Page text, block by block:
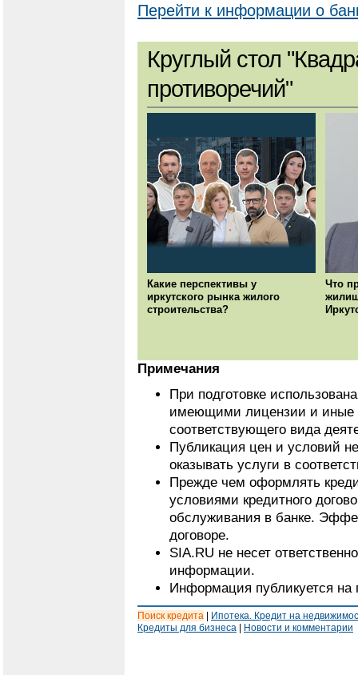
Перейти к информации о
Круглый стол
противоречий"
Какие перспективы у
иркутского рынка жилого
строительства?
Что
Примечания
При подготовке
имеющими лицензии и иные
соответствующего вида
Публикация цен и условий
оказывать услуги в
Прежде чем оформлять
условиями кредитного
обслуживания в банке.
договоре.
SIA.RU не несет
информации.
Информация публикуется на
Поиск кредита
Ипотека. Кредит на
Кредиты для бизнеса
Новости и комментарии